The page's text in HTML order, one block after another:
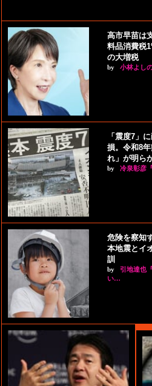
高市早苗は
料品消費税
の大増税
by 小林よし
「震度7」
損。令和8
れ」が明ら
by 冷泉彰彦
危険を察知
本地震とイ
訓
by
引地達也
い…